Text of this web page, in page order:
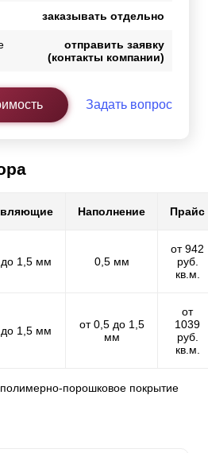
заказывать отдельно
отправить заявку
(контакты компании)
Задать вопрос
Наполнение Прайс
до 1,5 мм 0,5 мм
от 942
руб.
кв.м.
до 1,5 мм
от 0,5 до 1,5
мм
от
1039
руб.
кв.м.
порошковое покрытие